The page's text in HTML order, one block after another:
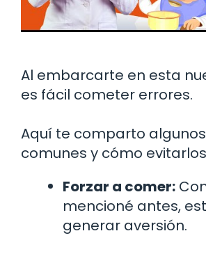
Al embarcarte en esta
es fácil cometer errores.
Aquí te comparto
comunes y cómo
Forzar a comer:
mencioné antes,
generar aversión.